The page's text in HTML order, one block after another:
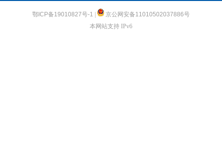
鄂ICP备19010827号-1
京公网安备11010502037886号
本网站支持 IPv6